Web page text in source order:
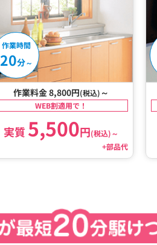
作業時間
20分～
作業料金 8,800円(税込) ～
WEB割適用で！
実質 5,500円(税込)～
+部品代